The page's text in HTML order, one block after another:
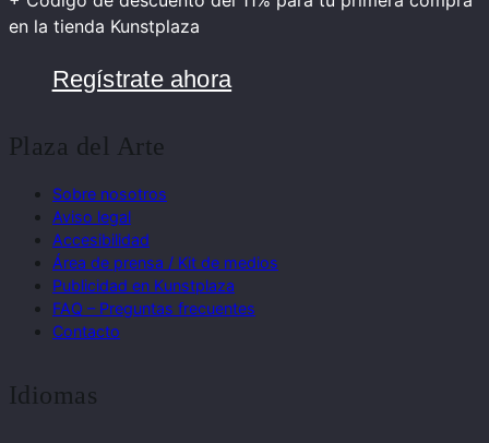
en la tienda Kunstplaza
Regístrate ahora
Plaza del Arte
Sobre nosotros
Aviso legal
Accesibilidad
Área de prensa / Kit de medios
Publicidad en Kunstplaza
FAQ – Preguntas frecuentes
Contacto
Idiomas